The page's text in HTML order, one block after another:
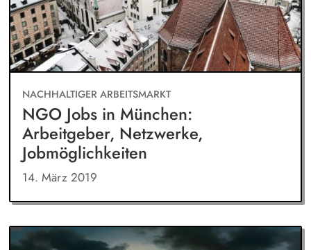
NACHHALTIGER ARBEITSMARKT
NGO Jobs in München:
Arbeitgeber, Netzwerke,
Jobmöglichkeiten
14. März 2019